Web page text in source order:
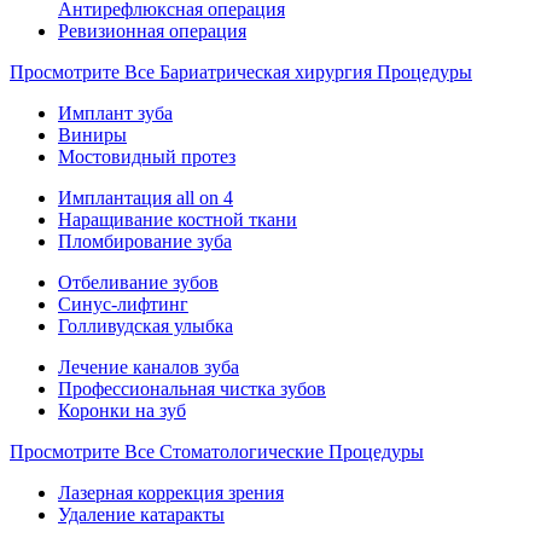
Антирефлюксная операция
Ревизионная операция
Просмотрите Все Бариатрическая хирургия Процедуры
Имплант зуба
Виниры
Мостовидный протез
Имплантация all on 4
Наращивание костной ткани
Пломбирование зуба
Отбеливание зубов
Синус-лифтинг
Голливудская улыбка
Лечение каналов зуба
Профессиональная чистка зубов
Коронки на зуб
Просмотрите Все Стоматологические Процедуры
Лазерная коррекция зрения
Удаление катаракты